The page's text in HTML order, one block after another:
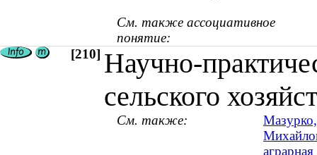
См. также ассоциативное
понятие:
[210] Научно-
сельского
См. также: